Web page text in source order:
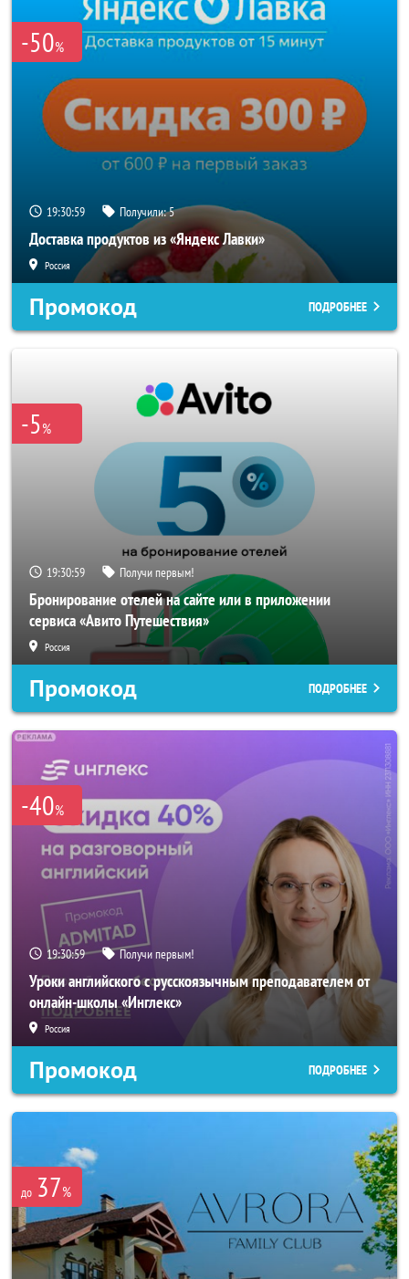
-50%
19:30:56 Получили:5
Доставка продуктов из «Яндекс Лавки»
Россия
Промокод ПОДРОБНЕЕ
-5%
19:30:56 Получи первым!
Бронирование отелей на сайте или в приложении
сервиса «Авито Путешествия»
Россия
Промокод ПОДРОБНЕЕ
-40%
19:30:56 Получи первым!
Уроки английского с русскоязычным преподавателем от
онлайн-школы «Инглекс»
Россия
Промокод ПОДРОБНЕЕ
до 37%